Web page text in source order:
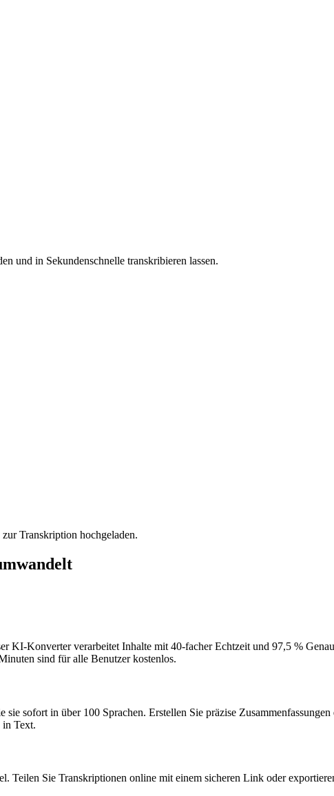
und in Sekundenschnelle transkribieren lassen.
Transkription hochgeladen.
KI-Konverter verarbeitet Inhalte mit 40-facher Echtzeit und 97,5 %
sind für alle Benutzer kostenlos.
sofort in über 100 Sprachen. Erstellen Sie präzise
in Text.
Sie Transkriptionen online mit einem sicheren Link oder